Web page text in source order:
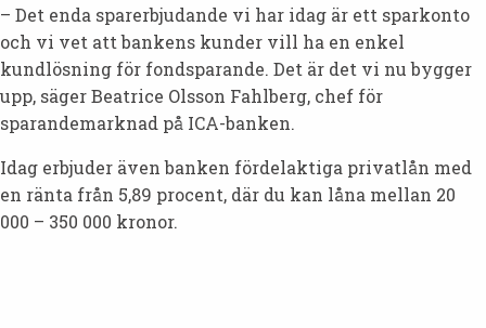
– Det enda sparerbjudande vi har idag är ett sparkonto
och vi vet att bankens kunder vill ha en enkel
kundlösning för fondsparande. Det är det vi nu bygger
upp, säger Beatrice Olsson Fahlberg, chef för
sparandemarknad på ICA-banken.
Idag erbjuder även banken fördelaktiga privatlån med
en ränta från 5,89 procent, där du kan låna mellan 20
000 – 350 000 kronor.